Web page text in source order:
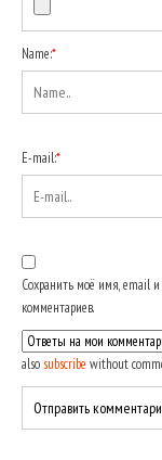
Name:*
E-mail:*
Сохранить моё имя, email
комментариев.
also subscribe without